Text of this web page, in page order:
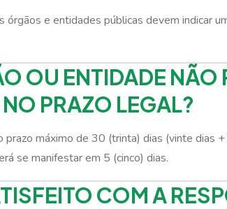
e entidades públicas devem indicar
OU ENTIDADE NÃO
PRAZO LEGAL?
máximo de 30 (trinta) dias (vinte dias
se manifestar em 5 (cinco) dias.
COM A